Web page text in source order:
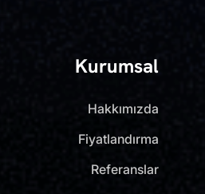
Kurumsal
Hakkımızda
Fiyatlandırma
Referanslar